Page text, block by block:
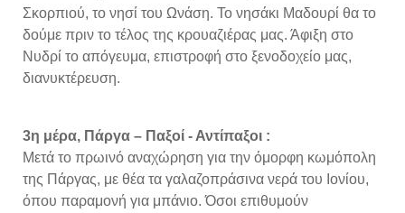
Σκορπιού, το νησί του Ωνάση. Το νησάκι Μαδουρί θα το
δούμε πριν το τέλος της κρουαζιέρας μας. Άφιξη στο
Νυδρί το απόγευμα, επιστροφή στο ξενοδοχείο μας,
διανυκτέρευση.
3η μέρα, Πάργα – Παξοί - Αντίπαξοι :
Μετά το πρωινό αναχώρηση για την όμορφη κωμόπολη
της Πάργας, με θέα τα γαλαζοπράσινα νερά του Ιονίου,
όπου παραμονή για μπάνιο. Όσοι επιθυμούν